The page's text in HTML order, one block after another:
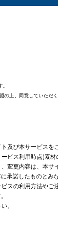
上、同意していただ
及び本サービスを
ビス利用時点(素
変更内容は、本サ
承諾したものとみ
スの利用方法やご
。